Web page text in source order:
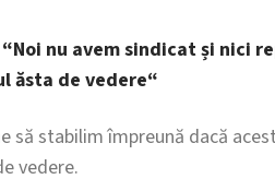
nu avem sindicat și nici
ăsta de vedere“
să stabilim împreună dacă
vedere.